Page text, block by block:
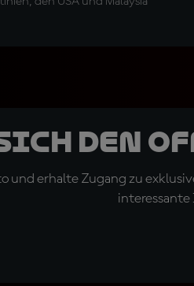
den
und erhalte Zugang zu